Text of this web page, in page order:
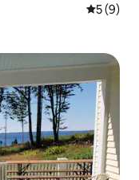
平均评分
5 (9)